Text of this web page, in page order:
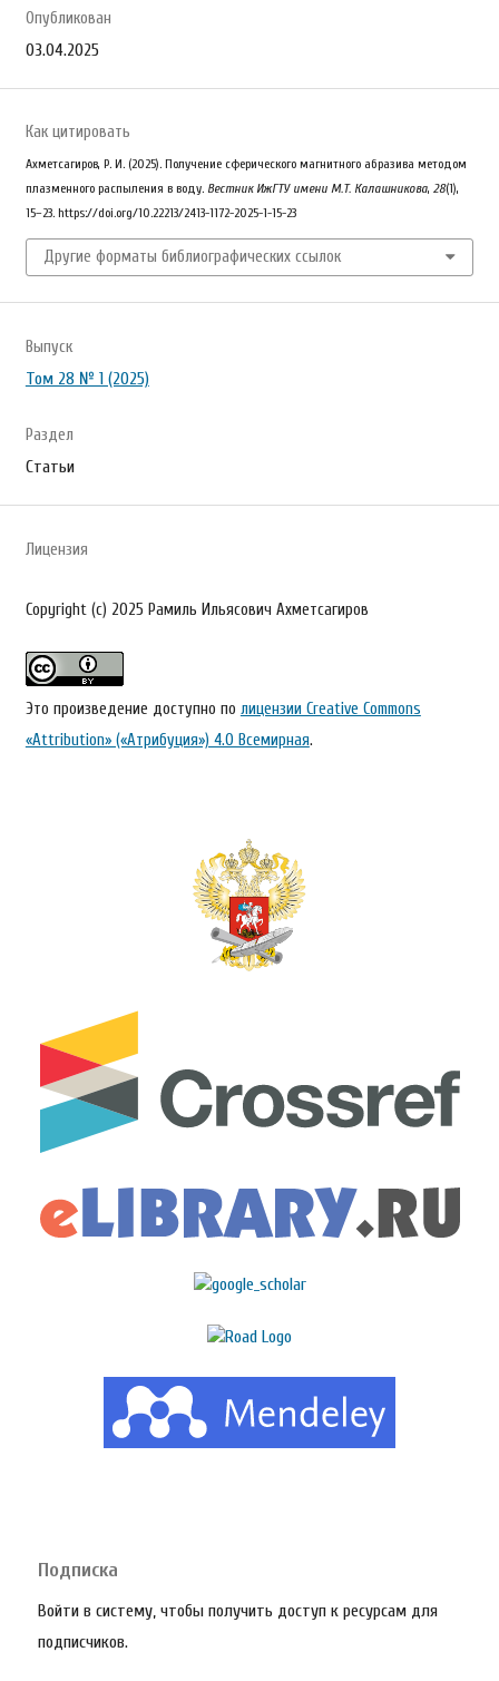
Опубликован
03.04.2025
Как цитировать
Ахметсагиров, Р. И. (2025). Получение сферического магнитного абразива методом
плазменного распыления в воду. Вестник ИжГТУ имени М.Т. Калашникова, 28(1),
15–23. https://doi.org/10.22213/2413-1172-2025-1-15-23
Другие форматы библиографических ссылок
Выпуск
Том 28 № 1 (2025)
Раздел
Статьи
Лицензия
Copyright (c) 2025 Рамиль Ильясович Ахметсагиров
Это произведение доступно по лицензии Creative Commons
«Attribution» («Атрибуция») 4.0 Всемирная.
Подписка
Войти в систему, чтобы получить доступ к ресурсам для
подписчиков.